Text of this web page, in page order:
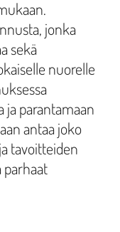
jonka
sekä
nuorelle
ja parantamaan
antaa joko
tavoitteiden